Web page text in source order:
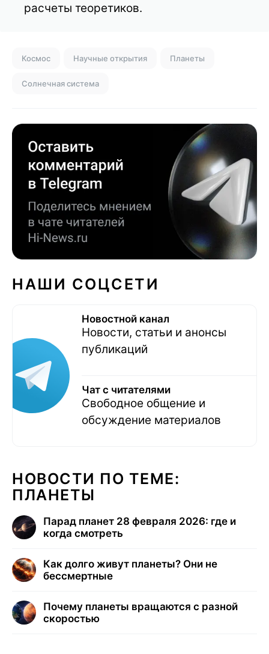
расчеты теоретиков.
Космос Научные открытия Планеты
Солнечная система
НАШИ СОЦСЕТИ
Новостной канал
Новости, статьи и анонсы
публикаций
Чат с читателями
Свободное общение и
обсуждение материалов
НОВОСТИ ПО ТЕМЕ:
ПЛАНЕТЫ
Парад планет 28 февраля 2026: где и
когда смотреть
Как долго живут планеты? Они не
бессмертные
Почему планеты вращаются с разной
скоростью